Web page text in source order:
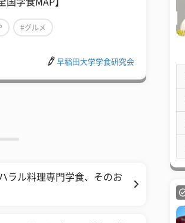
#グルメ
早稲田大学学食研究会
ラル料理専門学食、そのお